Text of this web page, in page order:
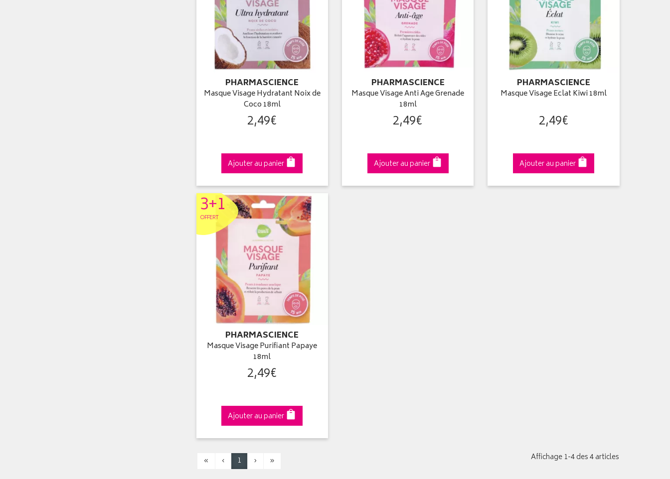
PHARMASCIENCE
Masque Visage Hydratant Noix de
Coco 18ml
2,49€
Ajouter au panier
PHARMASCIENCE
Masque Visage Anti Age Grenade
18ml
2,49€
Ajouter au panier
PHARMASCIENCE
Masque Visage Eclat Kiwi 18ml
2,49€
Ajouter au panier
3+1
OFFERT
PHARMASCIENCE
Masque Visage Purifiant Papaye
18ml
2,49€
Ajouter au panier
« ‹ 1 › » Affichage 1-4 des 4 articles